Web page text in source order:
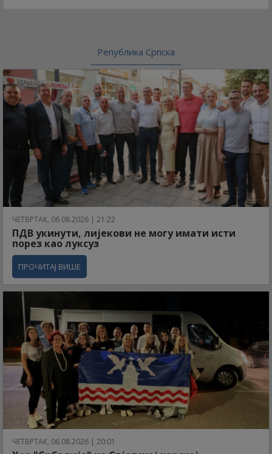
Република Српска
ЧЕТВРТАК, 06.08.2026 | 21:22
ПДВ укинути, лијекови не могу имати исти
порез као луксуз
ПРОЧИТАЈ ВИШЕ
ЧЕТВРТАК, 06.08.2026 | 20:01